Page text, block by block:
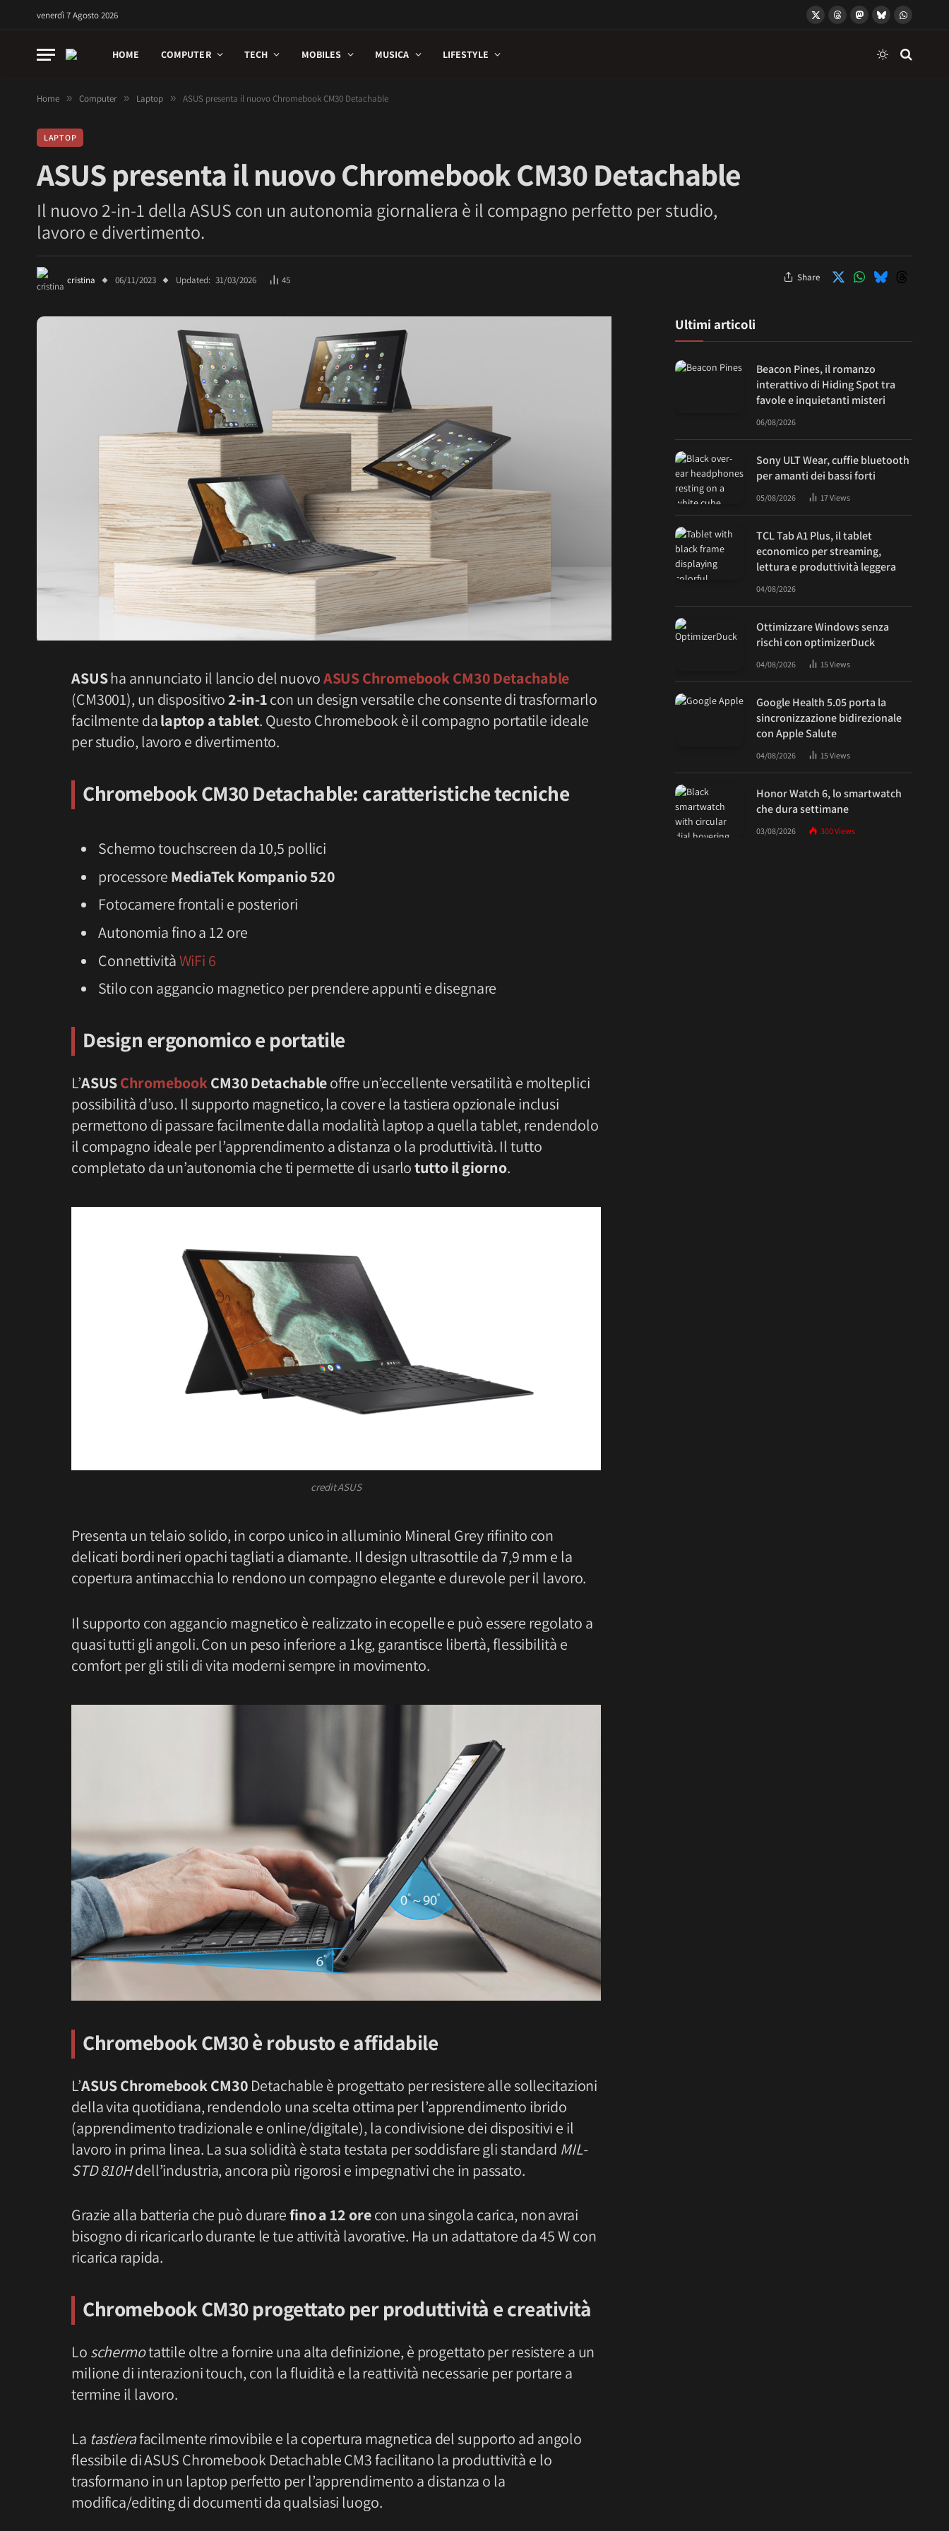
venerdì 7 Agosto 2026
X
ThreadsMastodon
BlueskyWhatsApp
HOME COMPUTER TECH MOBILES MUSICA LIFESTYLE
Home » Computer » Laptop » ASUS presenta il nuovo Chromebook CM30 Detachable
LAPTOP
ASUS presenta il nuovo Chromebook CM30 Detachable
Il nuovo 2-in-1 della ASUS con un autonomia giornaliera è il compagno perfetto per studio,
lavoro e divertimento.
cristina 06/11/2023 Updated: 31/03/2026 45 Share
ASUSha annunciato il lancio del nuovoASUS Chromebook CM30 Detachable
(CM3001), un dispositivo2-in-1con un design versatile che consente di trasformarlo
facilmente dalaptop a tablet. Questo Chromebook è il compagno portatile ideale
per studio, lavoro e divertimento.
Chromebook CM30 Detachable: caratteristiche tecniche
Schermo touchscreen da 10,5 pollici
processore MediaTek Kompanio 520
Fotocamere frontali e posteriori
Autonomia fino a 12 ore
ConnettivitàWiFi 6
Stilo con aggancio magnetico per prendere appunti e disegnare
Design ergonomico e portatile
L’ASUSChromebook CM30 Detachableoffre un’eccellente versatilità e molteplici
possibilità d’uso. Il supporto magnetico, la cover e la tastiera opzionale inclusi
permettono di passare facilmente dalla modalità laptop a quella tablet, rendendolo
il compagno ideale per l’apprendimento a distanza o la produttività. Il tutto
completato da un’autonomia che ti permette di usarlotutto il giorno.
credit ASUS
Presenta un telaio solido, in corpo unico in alluminio Mineral Grey rifinito con
delicati bordi neri opachi tagliati a diamante. Il design ultrasottile da 7,9 mm e la
copertura antimacchia lo rendono un compagno elegante e durevole per il lavoro.
Il supporto con aggancio magnetico è realizzato in ecopelle e può essere regolato a
quasi tutti gli angoli. Con un peso inferiore a 1kg, garantisce libertà, flessibilità e
comfort per gli stili di vita moderni sempre in movimento.
Chromebook CM30 è robusto e affidabile
L’ASUS Chromebook CM30 Detachable è progettato per resistere alle sollecitazioni
della vita quotidiana, rendendolo una scelta ottima per l’apprendimento ibrido
(apprendimento tradizionale e online/digitale), la condivisione dei dispositivi e il
lavoro in prima linea. La sua solidità è stata testata per soddisfare gli standard MIL-
STD 810Hdell’industria, ancora più rigorosi e impegnativi che in passato.
Grazie alla batteria che può durarefino a 12 orecon una singola carica, non avrai
bisogno di ricaricarlo durante le tue attività lavorative. Ha un adattatore da 45 W con
ricarica rapida.
Chromebook CM30 progettato per produttività e creatività
Lo schermotattile oltre a fornire una alta definizione, è progettato per resistere a un
milione di interazioni touch, con la fluidità e la reattività necessarie per portare a
termine il lavoro.
La tastierafacilmente rimovibile e la copertura magnetica del supporto ad angolo
flessibile di ASUS Chromebook Detachable CM3 facilitano la produttività e lo
trasformano in un laptop perfetto per l’apprendimento a distanza o la
modifica/editing di documenti da qualsiasi luogo.
Ultimi articoli
Beacon Pines, il romanzo
interattivo di Hiding Spot tra
favole e inquietanti misteri
06/08/2026
Sony ULT Wear, cuffie bluetooth
per amanti dei bassi forti
05/08/2026 17Views
TCL Tab A1 Plus, il tablet
economico per streaming,
lettura e produttività leggera
04/08/2026
Ottimizzare Windows senza
rischi con optimizerDuck
04/08/2026 15Views
Google Health 5.05 porta la
sincronizzazione bidirezionale
con Apple Salute
04/08/2026 15Views
Honor Watch 6, lo smartwatch
che dura settimane
03/08/2026 300Views